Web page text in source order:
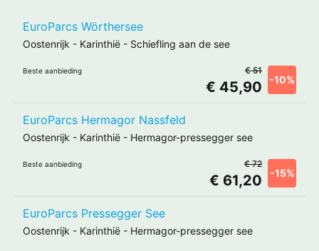
EuroParcs Wörthersee
Oostenrijk - Karinthië - Schiefling aan de see
Beste aanbieding
€ 45,90 -10%
€ 51
EuroParcs Hermagor Nassfeld
Oostenrijk - Karinthië - Hermagor-pressegger see
Beste aanbieding
€ 61,20 -15%
€ 72
EuroParcs Pressegger See
Oostenrijk - Karinthië - Hermagor-pressegger see